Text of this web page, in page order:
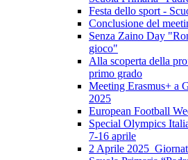
Festa dello sport -
Conclusione del
Senza Zaino Day
gioco"
Alla scoperta della
primo grado
Meeting Erasmus+ a
2025
European Football
Special Olympics
7-16 aprile
2 Aprile 2025